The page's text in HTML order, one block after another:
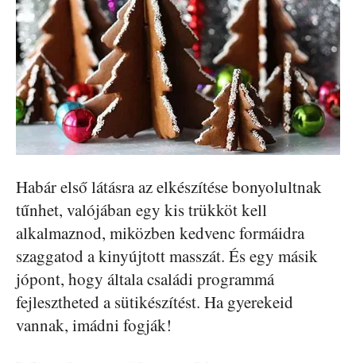
Habár első látásra az elkészítése bonyolultnak
tűnhet, valójában egy kis trükköt kell
alkalmaznod, miközben kedvenc formáidra
szaggatod a kinyújtott masszát. És egy másik
jópont, hogy általa családi programmá
fejlesztheted a sütikészítést. Ha gyerekeid
vannak, imádni fogják!